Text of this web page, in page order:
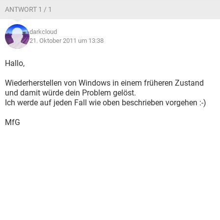
ANTWORT 1 / 1
darkcloud
21. Oktober 2011 um 13:38
Hallo,
Wiederherstellen von Windows in einem früheren Zustand
und damit würde dein Problem gelöst.
Ich werde auf jeden Fall wie oben beschrieben vorgehen :-)
MfG